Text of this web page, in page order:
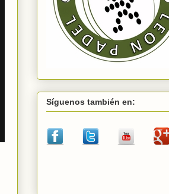
Síguenos también en: